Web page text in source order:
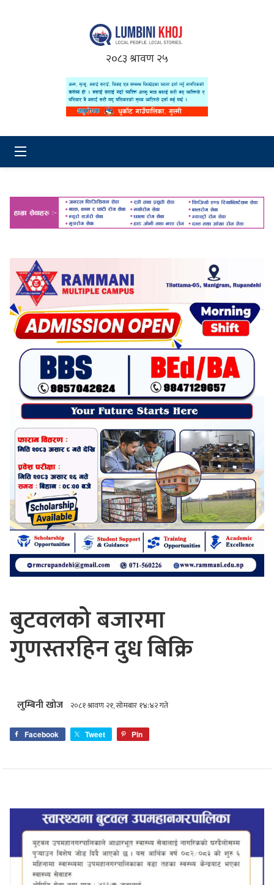
२०८३ श्रावण २५
बुटवलको बजारमा
गुणस्तरहिन दुध बिक्रि
लुम्बिनी खोज २०८१ श्रावण २१, सोमबार १४:४२ गते
Facebook Tweet Pin